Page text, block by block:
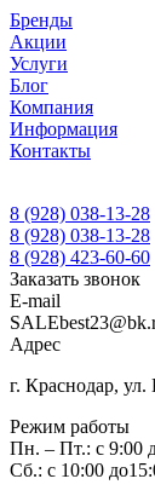
Бренды
Акции
Услуги
Блог
Компания
Информация
Контакты
8 (928) 038-13-28
8 (928) 038-13-28
8 (928) 423-60-60
Заказать звонок
E-mail
Адрес
г. Краснодар, ул.
Режим работы
Пн. – Пт.: с 9:00
Сб.: с 10:00